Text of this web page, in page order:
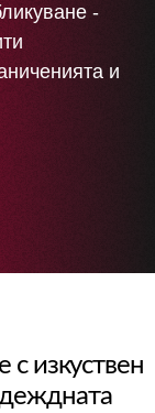
-
и
с изкуствен